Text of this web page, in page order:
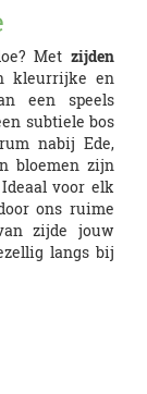
Met zijden
kleurrijke en
een speels
subtiele bos
nabij Ede,
bloemen zijn
voor elk
ons ruime
zijde jouw
langs bij